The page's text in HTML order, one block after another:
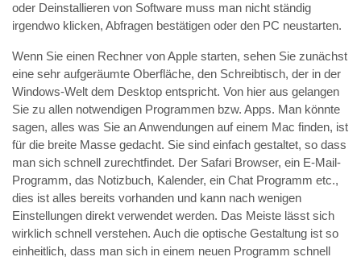
oder Deinstallieren von Software muss man nicht ständig
irgendwo klicken, Abfragen bestätigen oder den PC neustarten.
Wenn Sie einen Rechner von Apple starten, sehen Sie zunächst
eine sehr aufgeräumte Oberfläche, den Schreibtisch, der in der
Windows-Welt dem Desktop entspricht. Von hier aus gelangen
Sie zu allen notwendigen Programmen bzw. Apps. Man könnte
sagen, alles was Sie an Anwendungen auf einem Mac finden, ist
für die breite Masse gedacht. Sie sind einfach gestaltet, so dass
man sich schnell zurechtfindet. Der Safari Browser, ein E-Mail-
Programm, das Notizbuch, Kalender, ein Chat Programm etc.,
dies ist alles bereits vorhanden und kann nach wenigen
Einstellungen direkt verwendet werden. Das Meiste lässt sich
wirklich schnell verstehen. Auch die optische Gestaltung ist so
einheitlich, dass man sich in einem neuen Programm schnell